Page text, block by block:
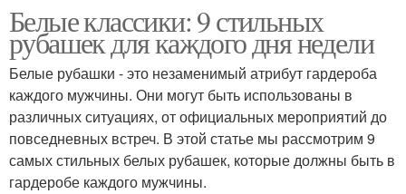
Белые классики: 9 стильных
рубашек для каждого дня недели
Белые рубашки - это незаменимый атрибут гардероба
каждого мужчины. Они могут быть использованы в
различных ситуациях, от официальных мероприятий до
повседневных встреч. В этой статье мы рассмотрим 9
самых стильных белых рубашек, которые должны быть в
гардеробе каждого мужчины.